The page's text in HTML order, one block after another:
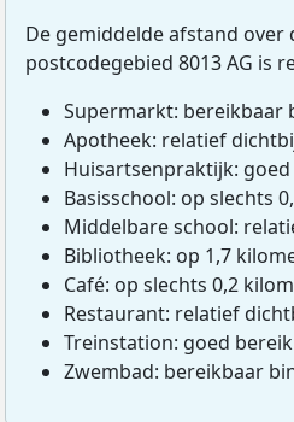
De gemiddelde afstand
postcodegebied 8013 AG is
Supermarkt: bereikbaar
Apotheek: relatief
Huisartsenpraktijk:
Basisschool: op slechts
Middelbare school:
Bibliotheek: op 1,7
Café: op slechts 0,2
Restaurant: relatief
Treinstation: goed
Zwembad: bereikbaar